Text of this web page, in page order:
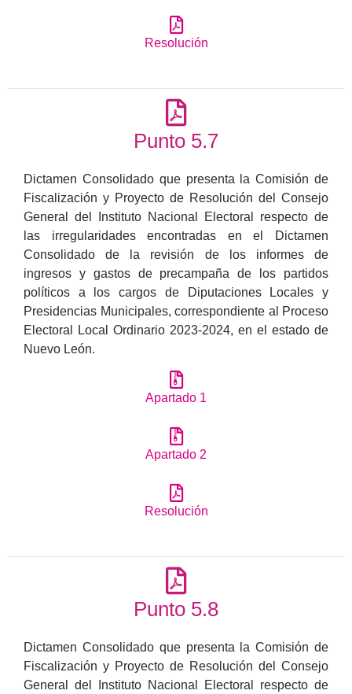
Resolución
Punto 5.7
Dictamen Consolidado que presenta la Comisión de
Fiscalización y Proyecto de Resolución del Consejo
General del Instituto Nacional Electoral respecto de
las irregularidades encontradas en el Dictamen
Consolidado de la revisión de los informes de
ingresos y gastos de precampaña de los partidos
políticos a los cargos de Diputaciones Locales y
Presidencias Municipales, correspondiente al Proceso
Electoral Local Ordinario 2023-2024, en el estado de
Nuevo León.
Apartado 1
Apartado 2
Resolución
Punto 5.8
Dictamen Consolidado que presenta la Comisión de
Fiscalización y Proyecto de Resolución del Consejo
General del Instituto Nacional Electoral respecto de